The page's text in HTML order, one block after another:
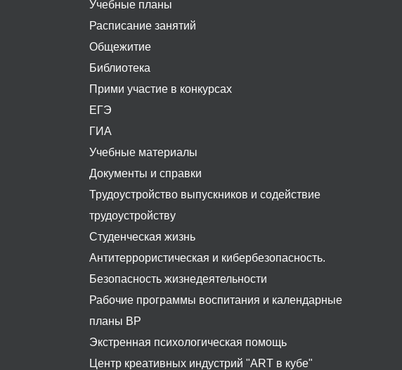
Учебные планы
Расписание занятий
Общежитие
Библиотека
Прими участие в конкурсах
ЕГЭ
ГИА
Учебные материалы
Документы и справки
Трудоустройство выпускников и содействие
трудоустройству
Студенческая жизнь
Антитеррористическая и кибербезопасность.
Безопасность жизнедеятельности
Рабочие программы воспитания и календарные
планы ВР
Экстренная психологическая помощь
Центр креативных индустрий "ART в кубе"